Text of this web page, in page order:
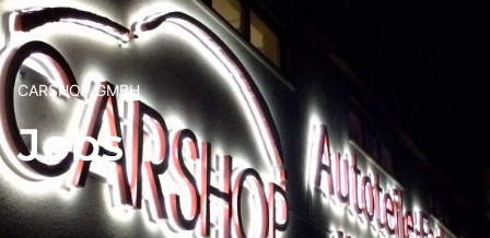
CARSHOP GMBH
Jobs